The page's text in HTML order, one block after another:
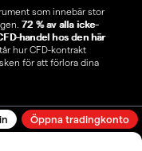
som innebär stor
72 % av alla icke-
handel hos den här
hur CFD-kontrakt
för att förlora dina
Öppna tradingkonto